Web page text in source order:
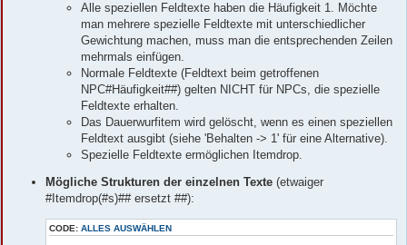
Alle speziellen Feldtexte haben die Häufigkeit 1. Möchte
man mehrere spezielle Feldtexte mit unterschiedlicher
Gewichtung machen, muss man die entsprechenden Zeilen
mehrmals einfügen.
Normale Feldtexte (Feldtext beim getroffenen
NPC#Häufigkeit##) gelten NICHT für NPCs, die spezielle
Feldtexte erhalten.
Das Dauerwurfitem wird gelöscht, wenn es einen speziellen
Feldtext ausgibt (siehe 'Behalten -> 1' für eine Alternative).
Spezielle Feldtexte ermöglichen Itemdrop.
Mögliche Strukturen der einzelnen Texte (etwaiger
#Itemdrop(#s)## ersetzt ##):
CODE: ALLES AUSWÄHLEN